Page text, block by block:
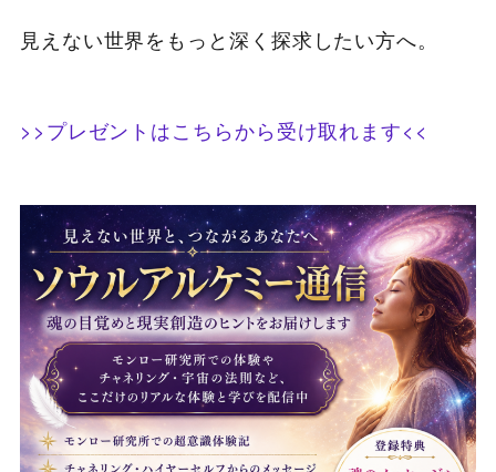
見えない世界をもっと深く探求したい方へ。
>>プレゼントはこちらから受け取れます<<